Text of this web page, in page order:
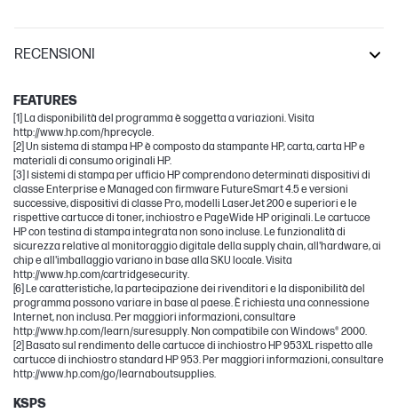
RECENSIONI
FEATURES
[1] La disponibilità del programma è soggetta a variazioni. Visita
http://www.hp.com/hprecycle.
[2] Un sistema di stampa HP è composto da stampante HP, carta, carta HP e
materiali di consumo originali HP.
[3] I sistemi di stampa per ufficio HP comprendono determinati dispositivi di
classe Enterprise e Managed con firmware FutureSmart 4.5 e versioni
successive, dispositivi di classe Pro, modelli LaserJet 200 e superiori e le
rispettive cartucce di toner, inchiostro e PageWide HP originali. Le cartucce
HP con testina di stampa integrata non sono incluse. Le funzionalità di
sicurezza relative al monitoraggio digitale della supply chain, all'hardware, ai
chip e all'imballaggio variano in base alla SKU locale. Visita
http://www.hp.com/cartridgesecurity.
[6] Le caratteristiche, la partecipazione dei rivenditori e la disponibilità del
programma possono variare in base al paese. È richiesta una connessione
Internet, non inclusa. Per maggiori informazioni, consultare
http://www.hp.com/learn/suresupply. Non compatibile con Windows® 2000.
[2] Basato sul rendimento delle cartucce di inchiostro HP 953XL rispetto alle
cartucce di inchiostro standard HP 953. Per maggiori informazioni, consultare
http://www.hp.com/go/learnaboutsupplies.
KSPS